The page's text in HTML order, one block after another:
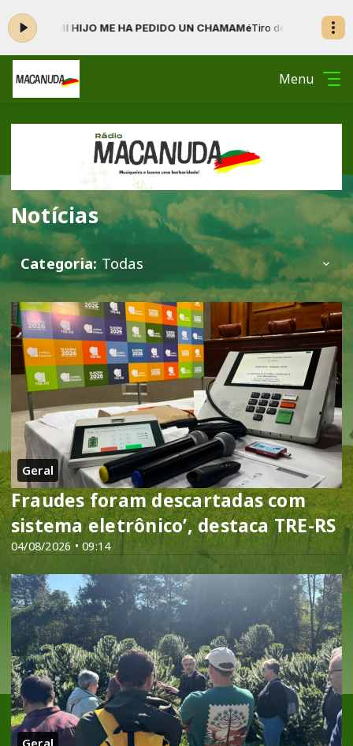
HA PEDIDO UN CHAMAMéTiro de Laço das 13:00 às 16:59 -
Menu
Notícias
Categoria: Todas
Geral
04/08/2026 • 09:14
Fraudes foram descartadas com
sistema eletrônico’, destaca TRE-RS
Geral